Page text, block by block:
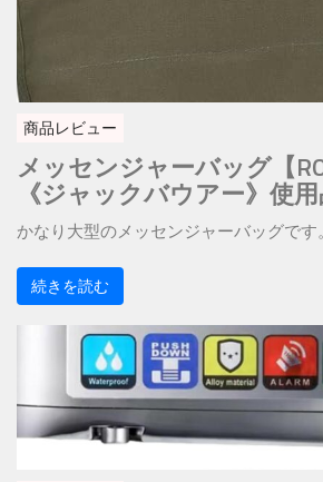
商品レビュー
メッセンジャーバッグ【
《ジャックバウアー》使
かなり大型のメッセンジャーバッグです
続きを読む